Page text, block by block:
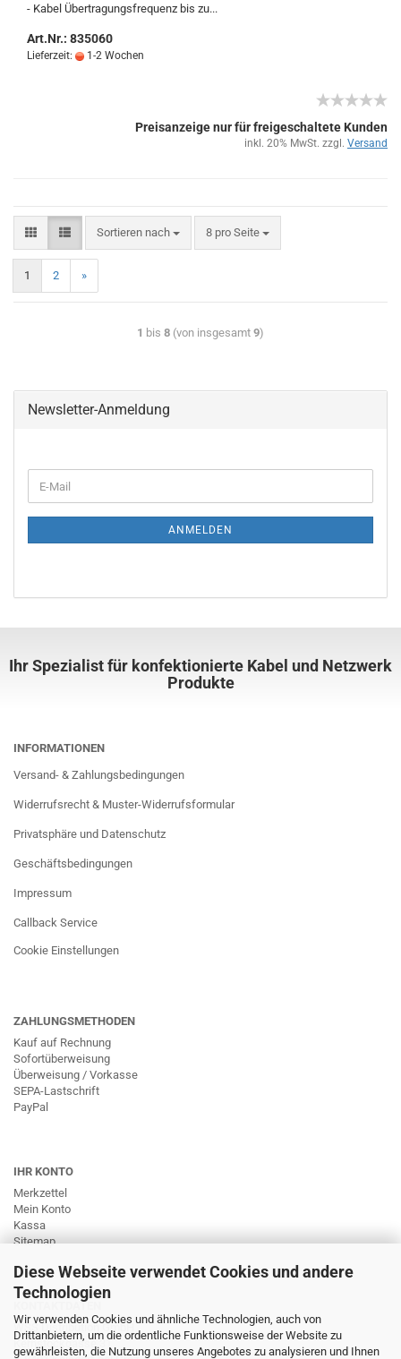
Diese Webseite verwendet Cookies und andere
Technologien
Wir verwenden Cookies und ähnliche Technologien, auch von
Drittanbietern, um die ordentliche Funktionsweise der Website zu
gewährleisten, die Nutzung unseres Angebotes zu analysieren und Ihnen
- Kabel Über­tra­gungs­fre­quenz bis zu...
Art.Nr.: 835060
Lieferzeit: 1-2 Wochen
Preisanzeige nur für freigeschaltete Kunden
inkl. 20% MwSt. zzgl. Versand
Sortieren nach 8 pro Seite
1 2 »
1 bis 8 (von insgesamt 9)
Newsletter-Anmeldung
ANMELDEN
Ihr Spezialist für konfektionierte Kabel und Netzwerk
Produkte
INFORMATIONEN
Versand- & Zahlungsbedingungen
Widerrufsrecht & Muster-Widerrufsformular
Privatsphäre und Datenschutz
Geschäftsbedingungen
Impressum
Callback Service
Cookie Einstellungen
ZAHLUNGSMETHODEN
Kauf auf Rechnung
Sofortüberweisung
Überweisung / Vorkasse
SEPA-Lastschrift
PayPal
IHR KONTO
Merkzettel
Mein Konto
Kassa
Sitemap
KONTAKTDATEN
WSS Distribution GmbH
Kernstockgasse 31